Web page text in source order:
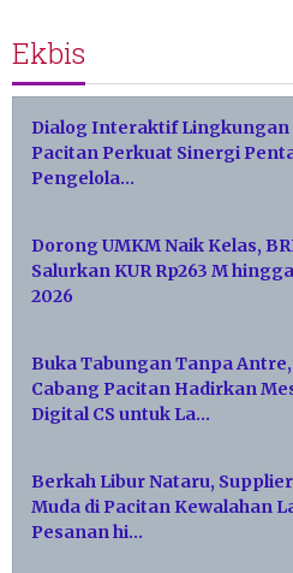
Ekbis
Dialog Interaktif Lingkungan
Pacitan Perkuat Sinergi
Pengelola…
Dorong UMKM Naik Kelas,
Salurkan KUR Rp263 M
2026
Buka Tabungan Tanpa
Cabang Pacitan Hadirkan
Digital CS untuk La…
Berkah Libur Nataru,
Muda di Pacitan Kewalahan
Pesanan hi…